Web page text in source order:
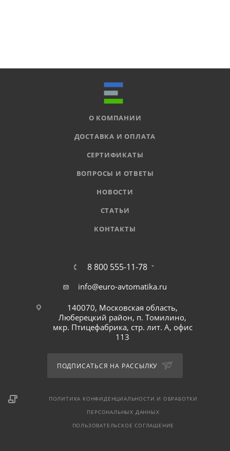
О КОМПАНИИ
ДОСТАВКА И ОПЛАТА
СЕРТИФИКАТЫ
ВОПРОСЫ И ОТВЕТЫ
НОВОСТИ
СТАТЬИ
КОНТАКТЫ
8 800 555-11-78
info@euro-avtomatika.ru
140070, Московская область,
Люберецкий район, п. Томилино,
мкр. Птицефабрика, стр. лит. А, офис
113
ПОДПИСАТЬСЯ НА РАССЫЛКУ
ПОЛИТИКА КОНФИДЕНЦИАЛЬНОСТИ И ОБРАБОТКИ
ПЕРСОНАЛЬНЫХ ДАННЫХ
ПОЛЬЗОВАТЕЛЬСКОЕ СОГЛАШЕНИЕ